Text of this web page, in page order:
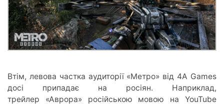
Втім, левова частка аудиторії «Метро» від 4A Games
досі припадає на росіян. Наприклад,
трейлер «Аврора» російською мовою на YouTube